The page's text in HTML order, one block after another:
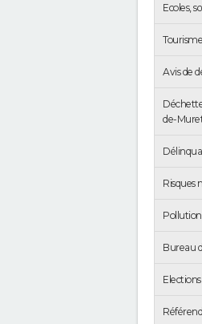
Ecoles,
Avis de
de-
Risques
Pollution
Bureau
Elections